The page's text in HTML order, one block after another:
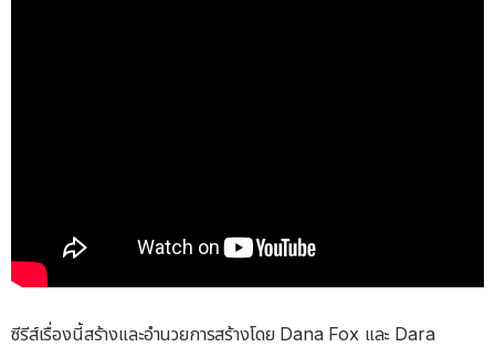
ซีรีส์เรื่องนี้สร้างและอำนวยการสร้างโดย Dana Fox และ Dara